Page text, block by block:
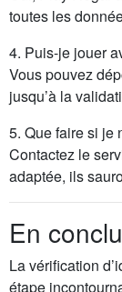
toutes les
4. Puis-je jouer
Vous pouvez
jusqu’à la
5. Que faire si je
Contactez le
adaptée, ils
En
La vérification
étape